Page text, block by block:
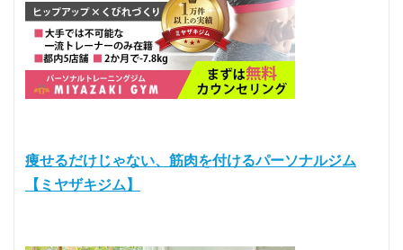
痩せるだけじゃない、筋肉を付けるパーソナルジム
【ミヤザキジム】